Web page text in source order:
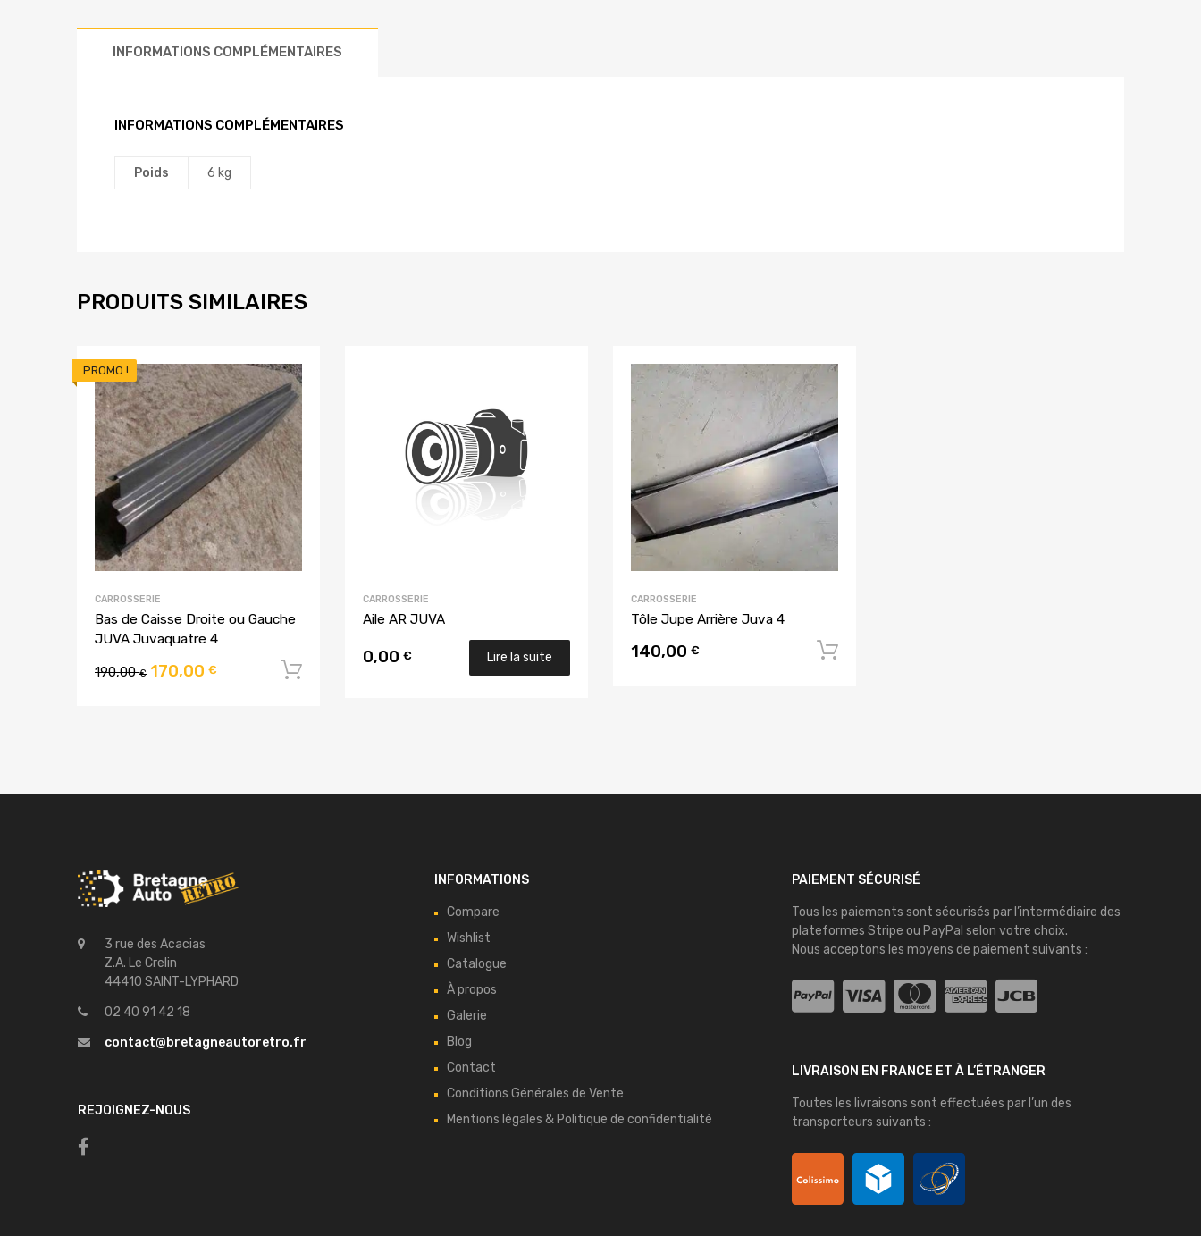
INFORMATIONS COMPLÉMENTAIRES
INFORMATIONS COMPLÉMENTAIRES
Poids 6 kg
PRODUITS SIMILAIRES
PROMO !
CARROSSERIE
Bas de Caisse Droite ou Gauche
JUVA Juvaquatre 4
190,00€ 170,00 €
CARROSSERIE
Aile AR JUVA
0,00 € Lire la suite
CARROSSERIE
Tôle Jupe Arrière Juva 4
140,00 €
3 rue des Acacias
Z.A. Le Crelin
44410 SAINT-LYPHARD
02 40 91 42 18
contact@bretagneautoretro.fr
REJOIGNEZ-NOUS
INFORMATIONS
Compare
Wishlist
Catalogue
À propos
Galerie
Blog
Contact
Conditions Générales de Vente
Mentions légales & Politique de confidentialité
PAIEMENT SÉCURISÉ
Tous les paiements sont sécurisés par l’intermédiaire des
plateformes Stripe ou PayPal selon votre choix.
Nous acceptons les moyens de paiement suivants :
LIVRAISON EN FRANCE ET À L’ÉTRANGER
Toutes les livraisons sont effectuées par l’un des
transporteurs suivants :